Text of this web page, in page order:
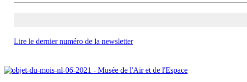
Lire le dernier numéro de la newsletter